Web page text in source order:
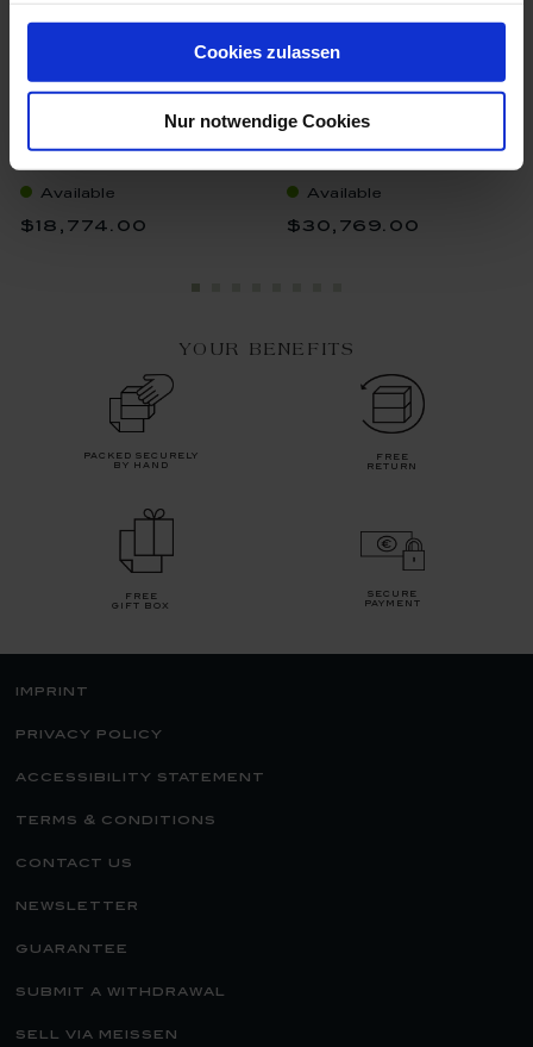
Cookies zulassen
Nur notwendige Cookies
Available
$18,774.00
Available
$30,769.00
YOUR BENEFITS
packed securely
by hand
free
return
free
gift box
secure
payment
imprint
privacy policy
accessibility statement
terms & conditions
contact us
newsletter
guarantee
submit a withdrawal
sell via meissen